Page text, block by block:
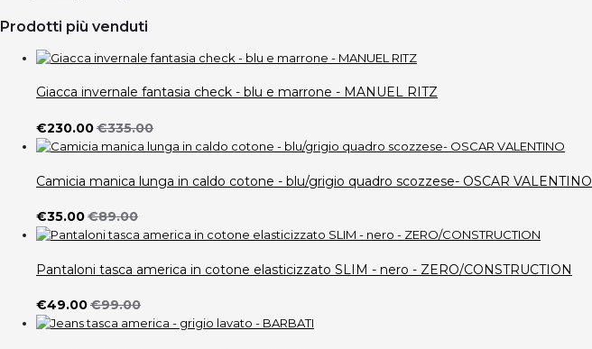
Prodotti più venduti
Giacca invernale fantasia check - blu e marrone - MANUEL RITZ
€230.00€335.00
Camicia manica lunga in caldo cotone - blu/grigio quadro scozzese- OSCAR VALENTINO
€35.00€89.00
Pantaloni tasca america in cotone elasticizzato SLIM - nero - ZERO/CONSTRUCTION
€49.00€99.00